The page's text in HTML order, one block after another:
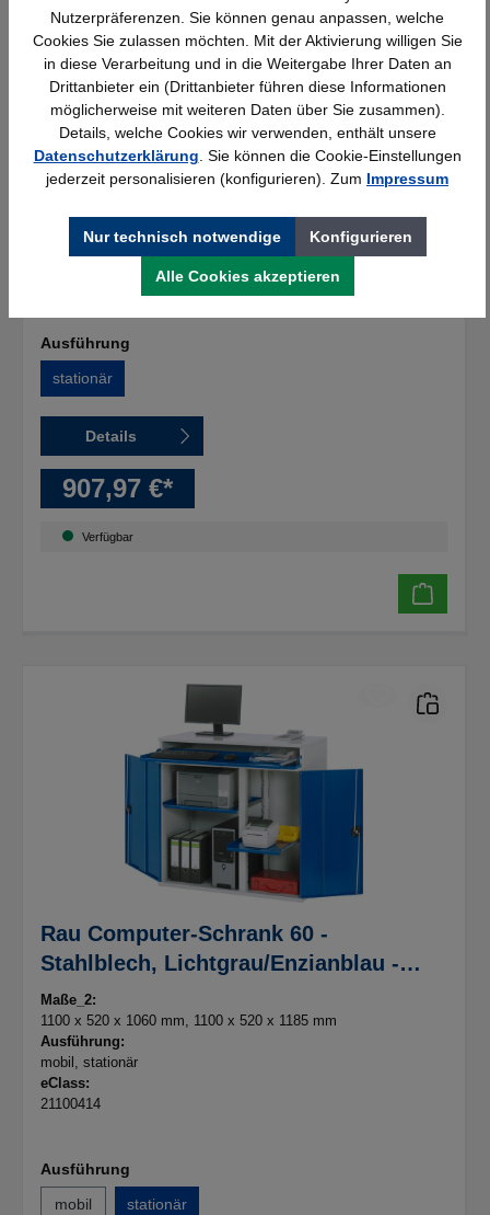
Abschließbarer PC-Schrank für Büro &
Werkstatt - B650xT520xH1770mm
Breite:
650 mm
Höhe:
1770 mm, 1860 mm
Tiefe:
520 mm
Ausführung:
Farbe:
lichtgrau - enzianblau
eClass:
Ausführung
stationär
Details
907,97 €*
Verfügbar
Rau Computer-Schrank 60 -
Stahlblech, Lichtgrau/Enzianblau -
B1100xT520xH1060mm
Maße_2:
1100 x 520 x 1060 mm, 1100 x 520 x 1185 mm
Ausführung:
mobil , stationär
eClass:
21100414
Ausführung
mobil
stationär
Nutzerpräferenzen. Sie können genau anpassen, welche
Cookies Sie zulassen möchten. Mit der Aktivierung willigen Sie
in diese Verarbeitung und in die Weitergabe Ihrer Daten an
Drittanbieter ein (Drittanbieter führen diese Informationen
möglicherweise mit weiteren Daten über Sie zusammen).
Details, welche Cookies wir verwenden, enthält unsere
Datenschutzerklärung . Sie können die Cookie-Einstellungen
jederzeit personalisieren (konfigurieren). Zum Impressum
Nur technisch notwendige Konfigurieren
Alle Cookies akzeptieren